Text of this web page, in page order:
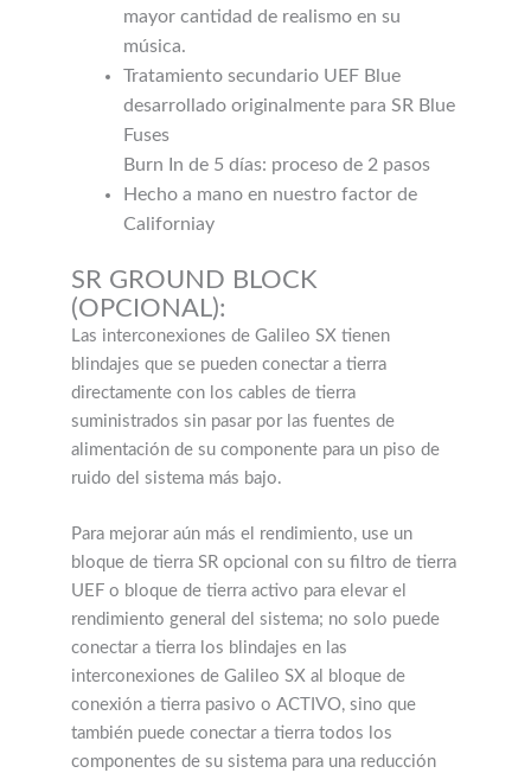
mayor cantidad de realismo en su
música.
Tratamiento secundario UEF Blue
desarrollado originalmente para SR Blue
Fuses
Burn In de 5 días: proceso de 2 pasos
Hecho a mano en nuestro factor de
Californiay
SR GROUND BLOCK
(OPCIONAL):
Las interconexiones de Galileo SX tienen
blindajes que se pueden conectar a tierra
directamente con los cables de tierra
suministrados sin pasar por las fuentes de
alimentación de su componente para un piso de
ruido del sistema más bajo.
Para mejorar aún más el rendimiento, use un
bloque de tierra SR opcional con su filtro de tierra
UEF o bloque de tierra activo para elevar el
rendimiento general del sistema; no solo puede
conectar a tierra los blindajes en las
interconexiones de Galileo SX al bloque de
conexión a tierra pasivo o ACTIVO, sino que
también puede conectar a tierra todos los
componentes de su sistema para una reducción